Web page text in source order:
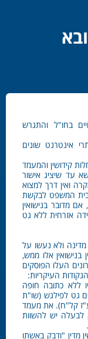
בחו"ל והתגרש
אינטרנט שונים
קידושין והמעמד
עד שיציג אישור
ואין דרך למצוא
המשפט לבקשת
מדובר בנישואין
אזרחית ללא גט
מדינה ולא נעשו על
בנישואין אלו ממש,
העלו הפוסקים
העיקריות:
ללא כתובה חופה
גט לפילגש (שו"ת
קל"ח). את מעמד
לבעלה יש להשוות
מדין "ודבק באשתו